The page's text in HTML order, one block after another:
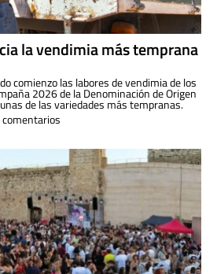
la vendimia más temprana
comienzo las labores de vendimia de los
2026 de la Denominación de Origen
de las variedades más tempranas.
comentarios